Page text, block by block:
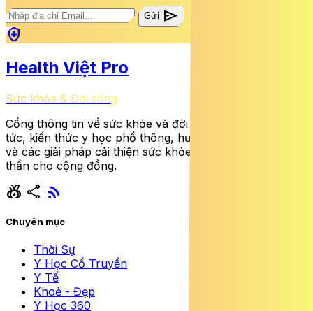
Gửi send
health_and_safety
Health Việt Pro
Sức khỏe & Đời sống
Cổng thông tin về sức khỏe và đời sống cung cấp tin
tức, kiến thức y học phổ thông, hướng dẫn dinh dưỡng
và các giải pháp cải thiện sức khỏe thể chất lẫn tinh
thần cho cộng đồng.
social_leaderboard share rss_feed
Chuyên mục
Thời Sự
Y Học Cổ Truyền
Y Tế
Khoẻ - Đẹp
Y Học 360